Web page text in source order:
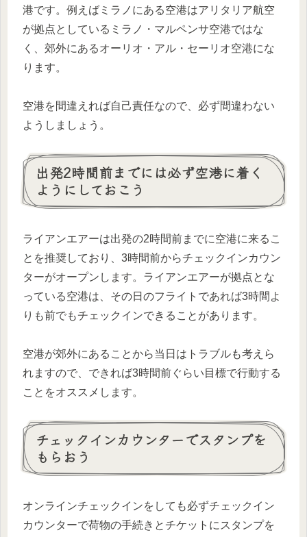
港です。例えばミラノにある空港はアリタリア航空
が拠点としているミラノ・マルペンサ空港ではな
く、郊外にあるオーリオ・アル・セーリオ空港にな
ります。
空港を間違えれば自己責任なので、必ず間違わない
ようしましょう。
出発2時間前までには必ず空港に着く
ようにしておこう
ライアンエアーは出発の2時間前までに空港に来るこ
とを推奨しており、3時間前からチェックインカウン
ターがオープンします。ライアンエアーが拠点とな
っている空港は、その日のフライトであれば3時間よ
りも前でもチェックインできることがあります。
空港が郊外にあることから当日はトラブルも考えら
れますので、できれば3時間前ぐらい目標で行動する
ことをオススメします。
チェックインカウンターでスタンプを
もらおう
オンラインチェックインをしても必ずチェックイン
カウンターで荷物の手続きとチケットにスタンプを